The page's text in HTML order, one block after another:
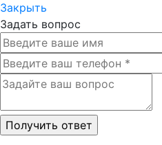
Закрыть
Задать вопрос